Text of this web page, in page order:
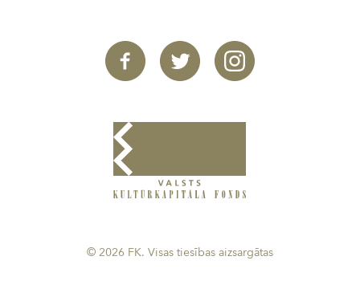
© 2026 FK. Visas tiesības aizsargātas